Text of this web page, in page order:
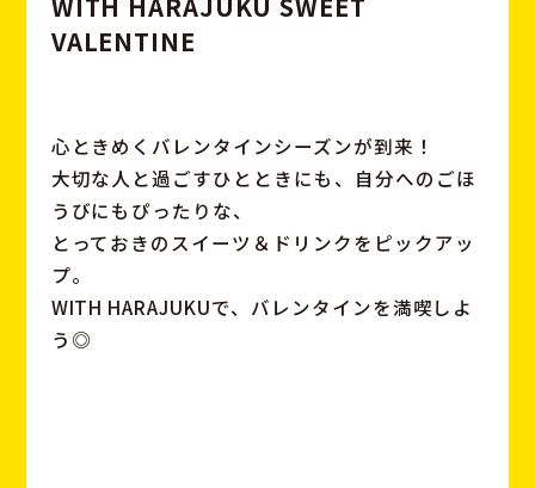
VALENTINE
心ときめくバレンタインシーズンが到来！
大切な人と過ごすひとときにも、自分へのごほ
うびにもぴったりな、
とっておきのスイーツ＆ドリンクをピックアッ
プ。
WITH HARAJUKUで、バレンタインを満喫しよ
う◎